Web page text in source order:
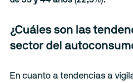
¿Cuáles son las
sector del
En cuanto a tendencias a